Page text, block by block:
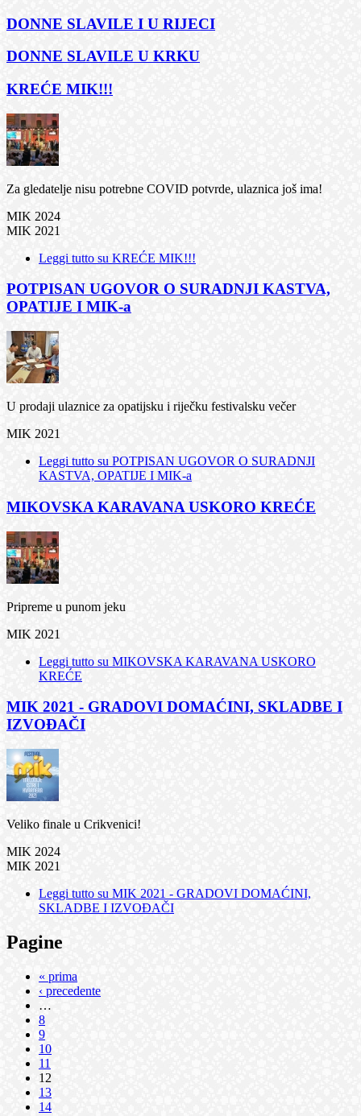
DONNE SLAVILE I U RIJECI
DONNE SLAVILE U KRKU
KREĆE MIK!!!
Za gledatelje nisu potrebne COVID potvrde, ulaznica još ima!
MIK 2024
MIK 2021
Leggi tutto su KREĆE MIK!!!
POTPISAN UGOVOR O SURADNJI KASTVA,
OPATIJE I MIK-a
U prodaji ulaznice za opatijsku i riječku festivalsku večer
MIK 2021
Leggi tutto su POTPISAN UGOVOR O SURADNJI
KASTVA, OPATIJE I MIK-a
MIKOVSKA KARAVANA USKORO KREĆE
Pripreme u punom jeku
MIK 2021
Leggi tutto su MIKOVSKA KARAVANA USKORO
KREĆE
MIK 2021 - GRADOVI DOMAĆINI, SKLADBE I
IZVOĐAČI
Veliko finale u Crikvenici!
MIK 2024
MIK 2021
Leggi tutto su MIK 2021 - GRADOVI DOMAĆINI,
SKLADBE I IZVOĐAČI
Pagine
« prima
‹ precedente
…
8
9
10
11
12
13
14